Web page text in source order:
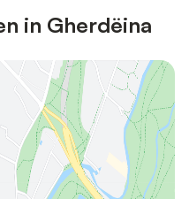
in Gherdëina